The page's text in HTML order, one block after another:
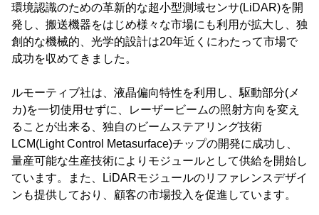
環境認識のための革新的な超小型測域センサ(LiDAR)を開
発し、搬送機器をはじめ様々な市場にも利用が拡大し、独
創的な機械的、光学的設計は20年近くにわたって市場で
成功を収めてきました。
ルモーティブ社は、液晶偏向特性を利用し、駆動部分(メ
カ)を一切使用せずに、レーザービームの照射方向を変え
ることが出来る、独自のビームステアリング技術
LCM(Light Control Metasurface)チップの開発に成功し、
量産可能な生産技術によりモジュールとして供給を開始し
ています。また、LiDARモジュールのリファレンスデザイ
ンも提供しており、顧客の市場投入を促進しています。